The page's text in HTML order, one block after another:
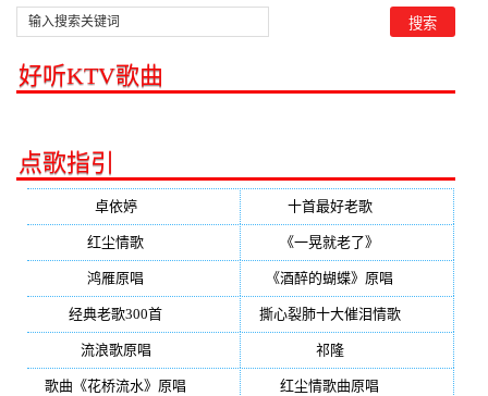
好听KTV歌曲
点歌指引
卓依婷(350) 十首最好老歌(300)
红尘情歌 《一晃就老了》
鸿雁原唱 《酒醉的蝴蝶》原唱
经典老歌300首 撕心裂肺十大催泪情歌(195)
流浪歌原唱 祁隆(188)
歌曲《花桥流水》原唱 红尘情歌曲原唱